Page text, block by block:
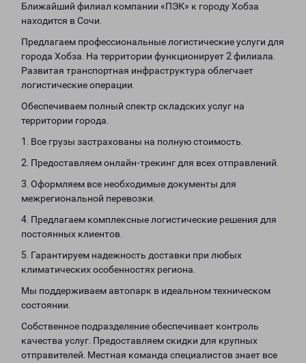
Ближайший филиал компании «ПЭК» к городу Хобза
находится в Сочи.
Предлагаем профессиональные логистические услуги для
города Хобза. На территории функционирует 2 филиала.
Развитая транспортная инфраструктура облегчает
логистические операции.
Обеспечиваем полный спектр складских услуг на
территории города.
1. Все грузы застрахованы на полную стоимость.
2. Предоставляем онлайн-трекинг для всех отправлений.
3. Оформляем все необходимые документы для
межрегиональной перевозки.
4. Предлагаем комплексные логистические решения для
постоянных клиентов.
5. Гарантируем надежность доставки при любых
климатических особенностях региона.
Мы поддерживаем автопарк в идеальном техническом
состоянии.
Собственное подразделение обеспечивает контроль
качества услуг. Предоставляем скидки для крупных
отправителей. Местная команда специалистов знает все